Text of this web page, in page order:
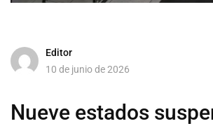
Editor
10 de junio de 2026
Nueve estados